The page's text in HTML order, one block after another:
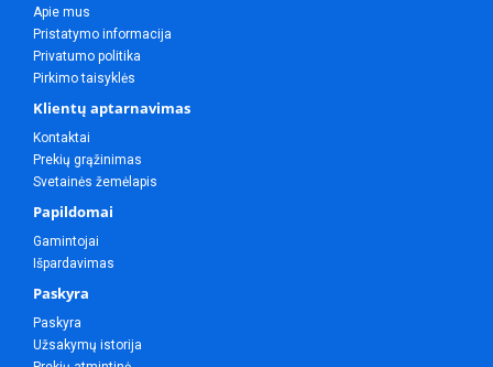
Apie mus
Pristatymo informacija
Privatumo politika
Pirkimo taisyklės
Klientų aptarnavimas
Kontaktai
Prekių grąžinimas
Svetainės žemėlapis
Papildomai
Gamintojai
Išpardavimas
Paskyra
Paskyra
Užsakymų istorija